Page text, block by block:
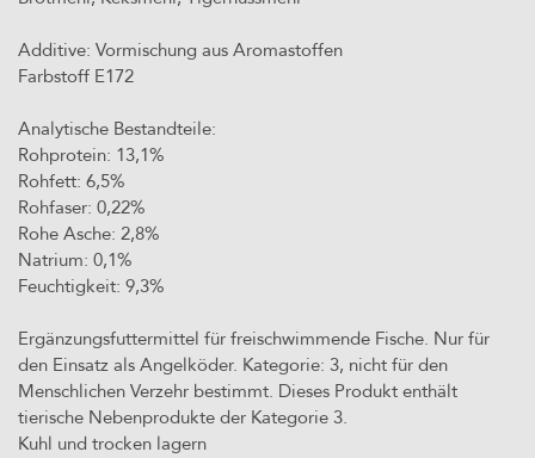
Additive: Vormischung aus Aromastoffen
Farbstoff E172
Analytische Bestandteile:
Rohprotein: 13,1%
Rohfett: 6,5%
Rohfaser: 0,22%
Rohe Asche: 2,8%
Natrium: 0,1%
Feuchtigkeit: 9,3%
Ergänzungsfuttermittel für freischwimmende Fische. Nur für
den Einsatz als Angelköder. Kategorie: 3, nicht für den
Menschlichen Verzehr bestimmt. Dieses Produkt enthält
tierische Nebenprodukte der Kategorie 3.
Kuhl und trocken lagern